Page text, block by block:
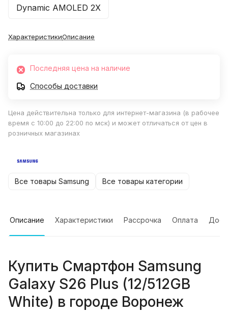
Dynamic AMOLED 2X
ХарактеристикиОписание
Последняя цена на наличие
Способы доставки
Цена действительна только для интернет-магазина (в рабочее
время с 10:00 до 22:00 по мск) и может отличаться от цен в
розничных магазинах
Все товары Samsung Все товары категории
Описание Характеристики Рассрочка Оплата
Купить Смартфон Samsung
Galaxy S26 Plus (12/512GB
White) в городе Воронеж